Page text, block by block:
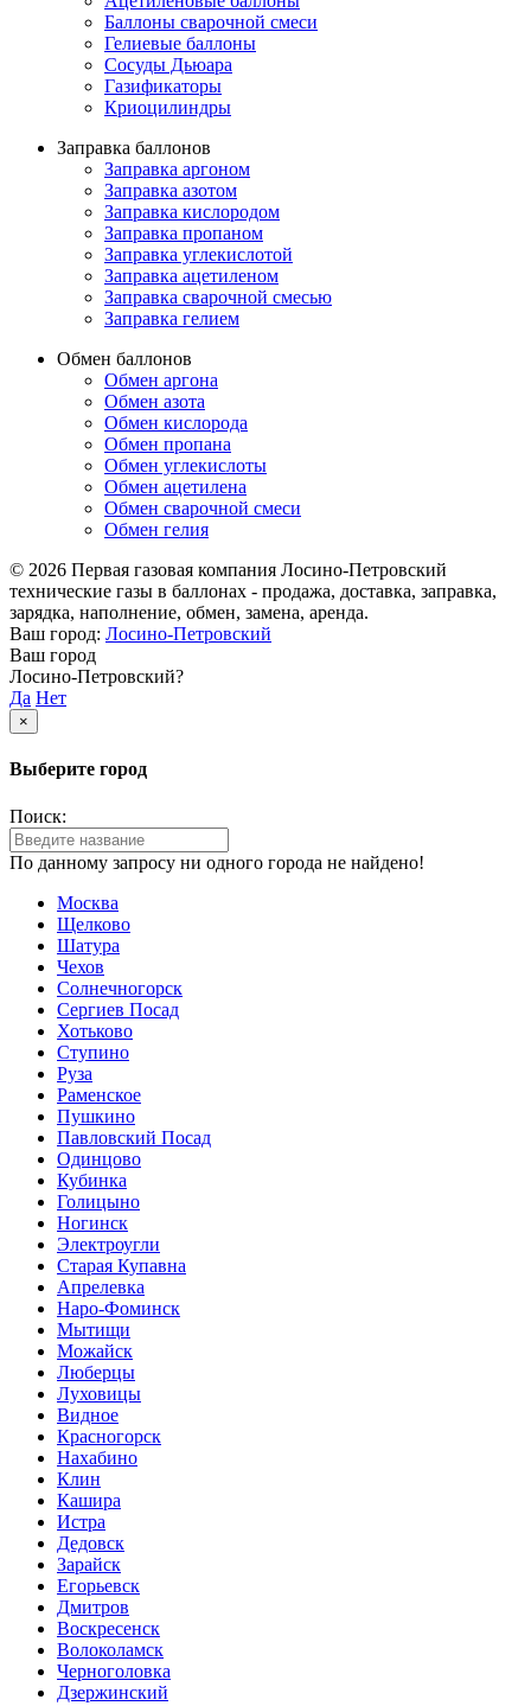
Баллоны сварочной смеси
Гелиевые баллоны
Сосуды Дьюара
Газификаторы
Криоцилиндры
Заправка баллонов
Заправка аргоном
Заправка азотом
Заправка кислородом
Заправка пропаном
Заправка углекислотой
Заправка ацетиленом
Заправка сварочной смесью
Заправка гелием
Обмен баллонов
Обмен аргона
Обмен азота
Обмен кислорода
Обмен пропана
Обмен углекислоты
Обмен ацетилена
Обмен сварочной смеси
Обмен гелия
© 2026 Первая газовая компания Лосино-Петровский
технические газы в баллонах - продажа, доставка, заправка,
зарядка, наполнение, обмен, замена, аренда.
Ваш город: Лосино-Петровский
Ваш город
Лосино-Петровский?
Да Нет
×
Выберите город
Поиск:
По данному запросу ни одного города не найдено!
Москва
Щелково
Шатура
Чехов
Солнечногорск
Сергиев Посад
Хотьково
Ступино
Руза
Раменское
Пушкино
Павловский Посад
Одинцово
Кубинка
Голицыно
Ногинск
Электроугли
Старая Купавна
Апрелевка
Наро-Фоминск
Мытищи
Можайск
Люберцы
Луховицы
Видное
Красногорск
Нахабино
Клин
Кашира
Истра
Дедовск
Зарайск
Егорьевск
Дмитров
Воскресенск
Волоколамск
Черноголовка
Дзержинский